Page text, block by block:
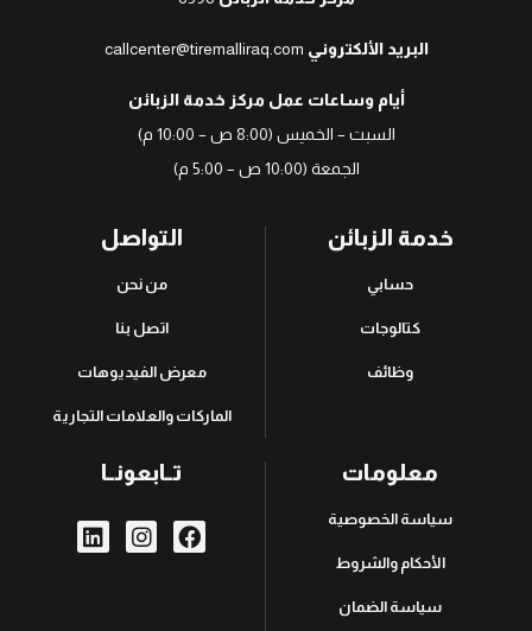
البريد الألكتروني callcenter@tiremalliraq.com
أيام وساعات عمل مركز خدمة الزبائن
السبت – الخميس (8:00 ص – 10:00 م)
الجمعة (10:00 ص – 5:00 م)
خدمة الزبائن
حسابي
كتالوجات
وظائف
التواصل
من نحن
اتصل بنا
معرض الفيديوهات
الماركات والعلامات التجارية
معلومات
سياسة الخصوصية
الأحكام والشروط
سياسة الضمان
تــابعونــا